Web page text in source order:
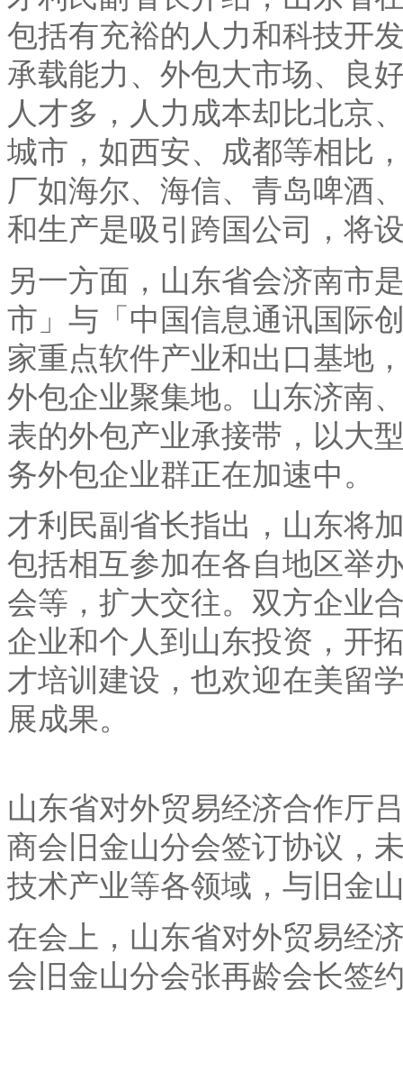
包括有充裕的人力和科技开
承载能力、外包大市场、良
人才多，人力成本却比北京
城市，如西安、成都等相比
厂如海尔、海信、青岛啤酒
和生产是吸引跨国公司，将
另一方面，山东省会济南市
市」与「中国信息通讯国际
家重点软件产业和出口基地
外包企业聚集地。山东济南
表的外包产业承接带，以大
务外包企业群正在加速中。
才利民副省长指出，山东将
包括相互参加在各自地区举
会等，扩大交往。双方企业
企业和个人到山东投资，开
才培训建设，也欢迎在美留
展成果。
山东省对外贸易经济合作厅
商会旧金山分会签订协议，
技术产业等各领域，与旧金
在会上，山东省对外贸易经
会旧金山分会张再龄会长签